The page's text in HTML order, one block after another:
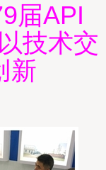
届API
技术交
新